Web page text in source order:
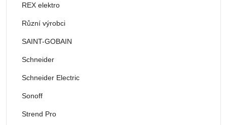
REX elektro
Různí výrobci
SAINT-GOBAIN
Schneider
Schneider Electric
Sonoff
Strend Pro